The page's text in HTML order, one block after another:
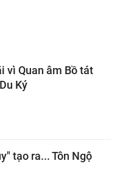
vì Quan âm Bồ tát
Ký
tạo ra... Tôn Ngộ